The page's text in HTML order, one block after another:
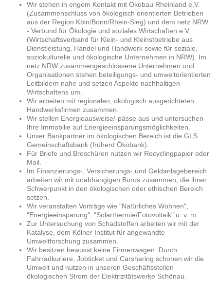
Wir stehen in engem Kontakt mit Ökobau Rheinland e.V.
(Zusammenschluss von ökologisch orientierten Betrieben
aus der Region Köln/Bonn/Rhein-Sieg) und dem netz NRW
- Verbund für Ökologie und soziales Wirtschaften e.V.
(Wirtschaftsverband für Klein- und Kleinstbetriebe aus
Dienstleistung, Handel und Handwerk sowie für soziale,
soziokulturelle und ökologische Unternehmen in NRW). Im
netz NRW zusammengeschlossene Unternehmen und
Organisationen stehen beteiligungs- und umweltorientierten
Leitbildern nahe und setzen Aspekte nachhaltigen
Wirtschaftens um.
Wir arbeiten mit regionalen, ökologisch ausgerichteten
Handwerksfirmen zusammen.
Wir stellen Energieausweise/-pässe aus und untersuchen
Ihre Immobilie auf Energieeinsparungsmöglichkeiten.
Unser Bankpartner im ökologischen Bereich ist die GLS
Gemeinschaftsbank (früherd Ökobank).
Für Briefe und Broschüren nutzen wir Recyclingpapier oder
Mail.
Im Finanzierungs-, Versicherungs- und Geldanlagebereich
arbeiten wir mit unabhängigen Büros zusammen, die ihren
Schwerpunkt in den ökologischen oder ethischen Bereich
setzen.
Wir veranstalten Vorträge wie "Natürliches Wohnen",
"Energieeinsparung", "Solarthermie/Fotovoltaik" u. v. m.
Zur Untersuchung von Schadstoffen arbeiten wir mit der
Katalyse, dem Kölner Institut für angewandte
Umweltforschung zusammen.
Wir besitzen bewusst keine Firmenwagen. Durch
Fahrradkuriere, Jobticket und Carsharing schonen wir die
Umwelt und nutzen in unseren Geschäftsstellen
ökologischen Strom der Elektrizitätswerke Schönau.